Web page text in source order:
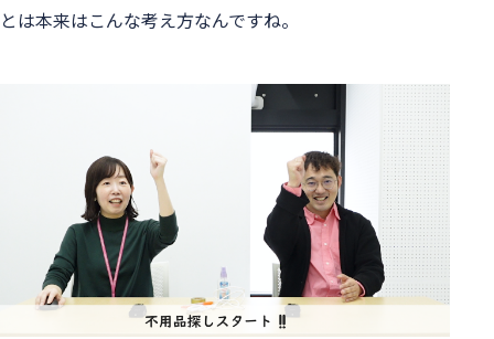
とは本来はこんな考え方なんですね。